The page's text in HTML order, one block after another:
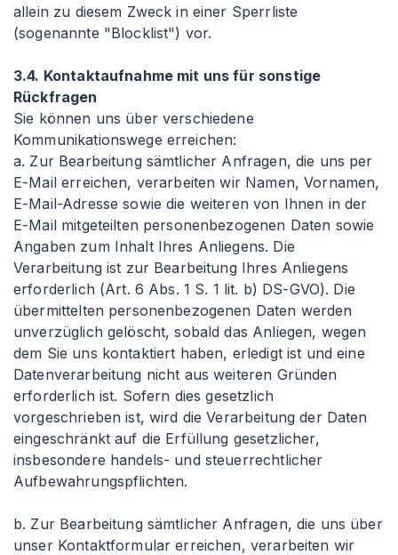
allein zu diesem Zweck in einer Sperrliste
(sogenannte "Blocklist") vor.
3.4. Kontaktaufnahme mit uns für sonstige
Rückfragen
Sie können uns über verschiedene
Kommunikationswege erreichen:
a. Zur Bearbeitung sämtlicher Anfragen, die uns per
E-Mail erreichen, verarbeiten wir Namen, Vornamen,
E-Mail-Adresse sowie die weiteren von Ihnen in der
E-Mail mitgeteilten personenbezogenen Daten sowie
Angaben zum Inhalt Ihres Anliegens. Die
Verarbeitung ist zur Bearbeitung Ihres Anliegens
erforderlich (Art. 6 Abs. 1 S. 1 lit. b) DS-GVO). Die
übermittelten personenbezogenen Daten werden
unverzüglich gelöscht, sobald das Anliegen, wegen
dem Sie uns kontaktiert haben, erledigt ist und eine
Datenverarbeitung nicht aus weiteren Gründen
erforderlich ist. Sofern dies gesetzlich
vorgeschrieben ist, wird die Verarbeitung der Daten
eingeschränkt auf die Erfüllung gesetzlicher,
insbesondere handels- und steuerrechtlicher
Aufbewahrungspflichten.
b. Zur Bearbeitung sämtlicher Anfragen, die uns über
unser Kontaktformular erreichen, verarbeiten wir